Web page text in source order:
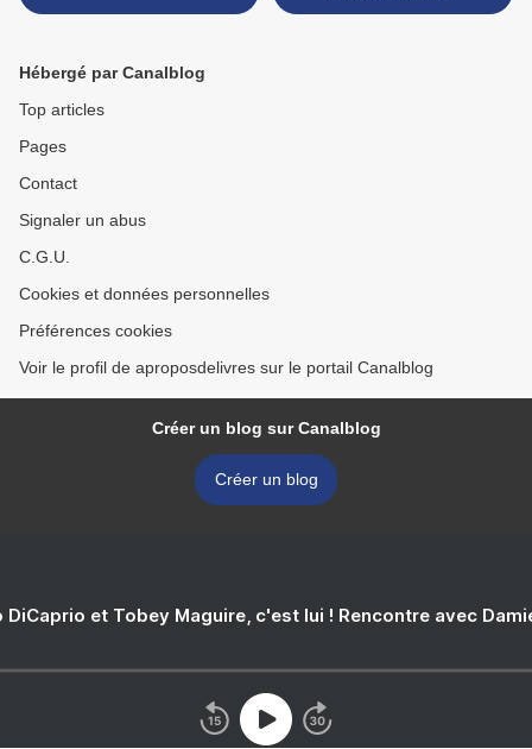
Hébergé par Canalblog
Top articles
Pages
Contact
Signaler un abus
C.G.U.
Cookies et données personnelles
Préférences cookies
Voir le profil de aproposdelivres sur le portail Canalblog
Créer un blog sur Canalblog
Créer un blog
DiCaprio et Tobey Maguire, c'est lui ! Rencontre avec